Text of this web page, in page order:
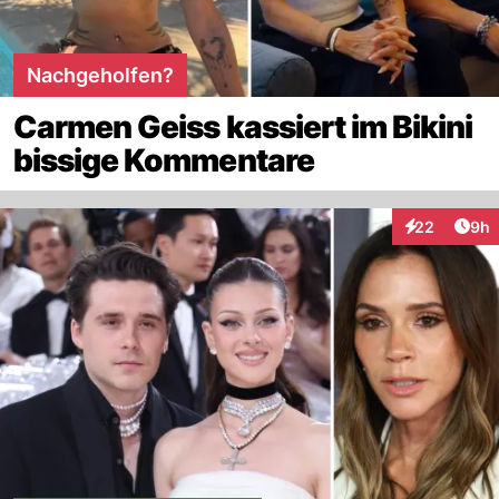
Nachgeholfen?
Carmen Geiss kassiert im Bikini
bissige Kommentare
22
Interaktionen
9h